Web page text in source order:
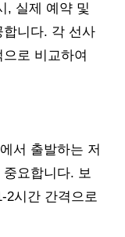
, 실제 예약 및
니다. 각 선사
로 비교하여
서 출발하는 저
요합니다. 보
2시간 간격으로